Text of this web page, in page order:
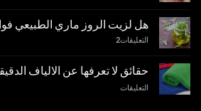
هل
تستخدم
طبيعي
لتنظيف
شعرك؟
هل لزيت الروز ماري الطبيعي
التعليقات2
حقائق لا تعرفها عن الالياف
التعليقاتعلى